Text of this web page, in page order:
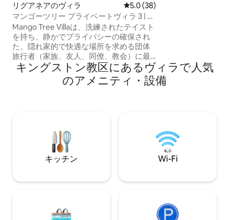
リグアネアのヴィラ レビュー38件、5つ星中5.0つ
5.0 (38)
マンゴーツリー プライベートヴィラ 3 | 都
会のオアシス
Mango Tree Villaは、洗練されたテイスト
を持ち、静かでプライバシーの確保され
た、隠れ家的で快適な場所を求める団体
旅行者（家族、友人、同僚、教会）に最
適な、超近代的でありながら気取らない
都会の隠れ家です。ミニマルなデザイン
は、モダンな美学、最高のアメニティ、
ミュージアム周辺の安全な中心部に位置
しています。文字通りどこにでも何にで
も数分で行けます！
キングストン教区にあるヴィラで人気
のアメニティ・設備
キッチン Wi-Fi